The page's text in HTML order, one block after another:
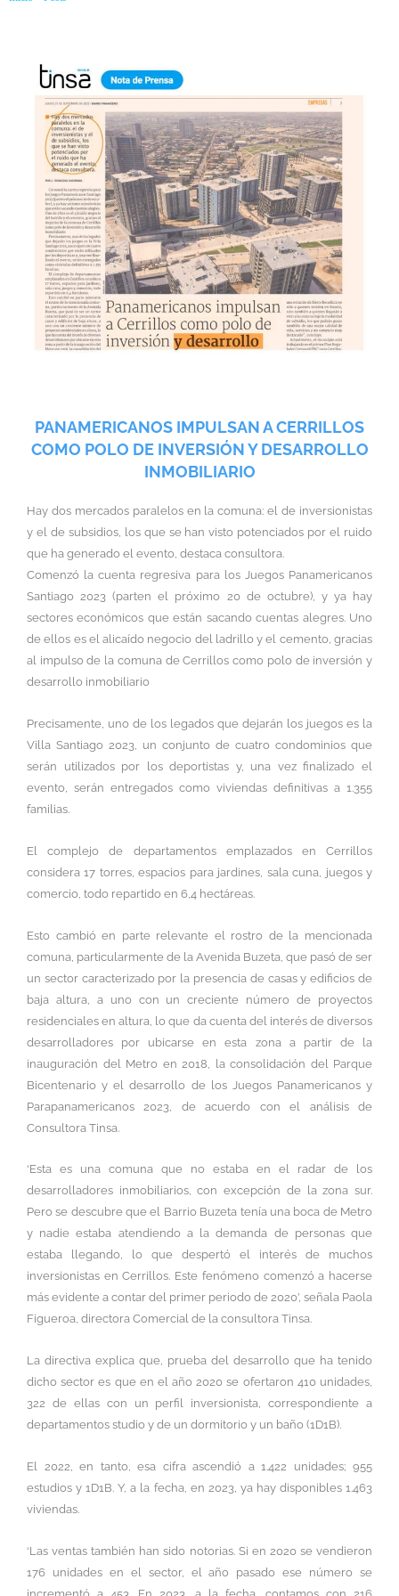
PANAMERICANOS IMPULSAN A CERRILLOS
COMO POLO DE INVERSIÓN Y DESARROLLO
INMOBILIARIO
Hay dos mercados paralelos en la comuna: el de inversionistas
y el de subsidios, los que se han visto potenciados por el ruido
que ha generado el evento, destaca consultora.
Comenzó la cuenta regresiva para los Juegos Panamericanos
Santiago 2023 (parten el próximo 20 de octubre), y ya hay
sectores económicos que están sacando cuentas alegres. Uno
de ellos es el alicaído negocio del ladrillo y el cemento, gracias
al impulso de la comuna de Cerrillos como polo de inversión y
desarrollo inmobiliario
Precisamente, uno de los legados que dejarán los juegos es la
Villa Santiago 2023, un conjunto de cuatro condominios que
serán utilizados por los deportistas y, una vez finalizado el
evento, serán entregados como viviendas definitivas a 1.355
familias.
El complejo de departamentos emplazados en Cerrillos
considera 17 torres, espacios para jardines, sala cuna, juegos y
comercio, todo repartido en 6,4 hectáreas.
Esto cambió en parte relevante el rostro de la mencionada
comuna, particularmente de la Avenida Buzeta, que pasó de ser
un sector caracterizado por la presencia de casas y edificios de
baja altura, a uno con un creciente número de proyectos
residenciales en altura, lo que da cuenta del interés de diversos
desarrolladores por ubicarse en esta zona a partir de la
inauguración del Metro en 2018, la consolidación del Parque
Bicentenario y el desarrollo de los Juegos Panamericanos y
Parapanamericanos 2023, de acuerdo con el análisis de
Consultora Tinsa.
‘Esta es una comuna que no estaba en el radar de los
desarrolladores inmobiliarios, con excepción de la zona sur.
Pero se descubre que el Barrio Buzeta tenía una boca de Metro
y nadie estaba atendiendo a la demanda de personas que
estaba llegando, lo que despertó el interés de muchos
inversionistas en Cerrillos. Este fenómeno comenzó a hacerse
más evidente a contar del primer periodo de 2020’, señala Paola
Figueroa, directora Comercial de la consultora Tinsa.
La directiva explica que, prueba del desarrollo que ha tenido
dicho sector es que en el año 2020 se ofertaron 410 unidades,
322 de ellas con un perfil inversionista, correspondiente a
departamentos studio y de un dormitorio y un baño (1D1B).
El 2022, en tanto, esa cifra ascendió a 1.422 unidades; 955
estudios y 1D1B. Y, a la fecha, en 2023, ya hay disponibles 1.463
viviendas.
‘Las ventas también han sido notorias. Si en 2020 se vendieron
176 unidades en el sector, el año pasado ese número se